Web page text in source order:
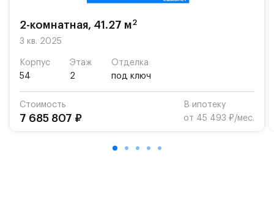
Для автомобилистов — закрытые озеленённые
парковки.
Территория квартала приватная, въезд
осуществляется по пропускам.#yan19-2r1520879#
2-комнатная, 41.27 м2
3 кв. 2025
Корпус
54
Этаж
2
Отделка
под ключ
Стоимость
7 685 807 ₽
В ипотеку
от 45 493 ₽/мес.